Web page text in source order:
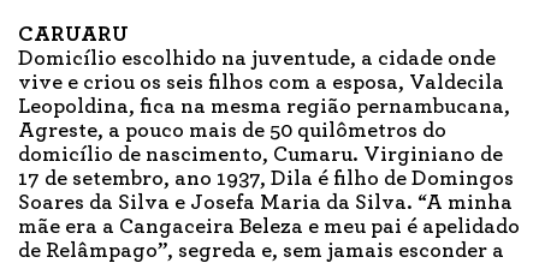
CARUARU
Domicílio escolhido na juventude, a cidade onde
vive e criou os seis filhos com a esposa, Valdecila
Leopoldina, fica na mesma região pernambucana,
Agreste, a pouco mais de 50 quilômetros do
domicílio de nascimento, Cumaru. Virginiano de
17 de setembro, ano 1937, Dila é filho de Domingos
Soares da Silva e Josefa Maria da Silva. “A minha
mãe era a Cangaceira Beleza e meu pai é apelidado
de Relâmpago”, segreda e, sem jamais esconder a